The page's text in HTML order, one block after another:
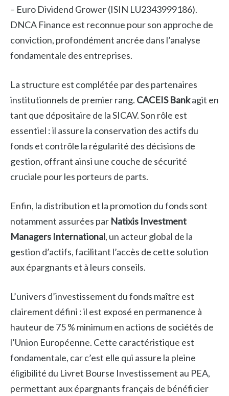
– Euro Dividend Grower (ISIN LU2343999186).
DNCA Finance est reconnue pour son approche de
conviction, profondément ancrée dans l’analyse
fondamentale des entreprises.
La structure est complétée par des partenaires
institutionnels de premier rang. CACEIS Bankagit en
tant que dépositaire de la SICAV. Son rôle est
essentiel : il assure la conservation des actifs du
fonds et contrôle la régularité des décisions de
gestion, offrant ainsi une couche de sécurité
cruciale pour les porteurs de parts.
Enfin, la distribution et la promotion du fonds sont
notamment assurées par Natixis Investment
Managers International, un acteur global de la
gestion d’actifs, facilitant l’accès de cette solution
aux épargnants et à leurs conseils.
L’univers d’investissement du fonds maître est
clairement défini : il est exposé en permanence à
hauteur de 75 % minimum en actions de sociétés de
l’Union Européenne. Cette caractéristique est
fondamentale, car c’est elle qui assure la pleine
éligibilité du Livret Bourse Investissement au PEA,
permettant aux épargnants français de bénéficier